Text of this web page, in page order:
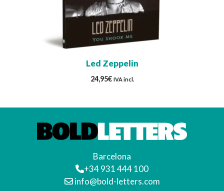
Led Zeppelin
24,95€ IVA incl.
Barcelona
+34 931 444 100
info@bold-letters.com